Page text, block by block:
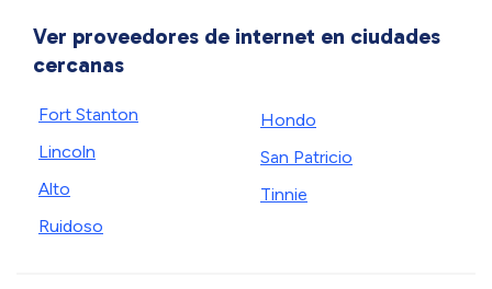
Ver proveedores de internet en ciudades
cercanas
Fort Stanton
Lincoln
Alto
Ruidoso
Hondo
San Patricio
Tinnie